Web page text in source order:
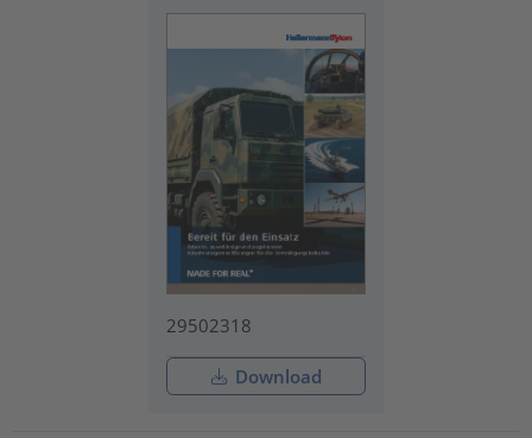
29502318
Download